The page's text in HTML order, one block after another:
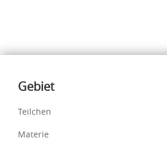
Inhalte
Gebiet
Teilchen
Materie